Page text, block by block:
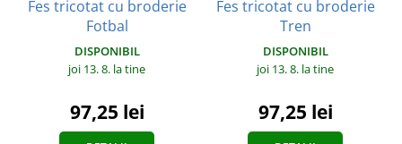
Fes tricotat cu broderie
Fotbal
DISPONIBIL
joi 13. 8. la tine
97,25 lei
Fes tricotat cu broderie
Tren
DISPONIBIL
joi 13. 8. la tine
97,25 lei